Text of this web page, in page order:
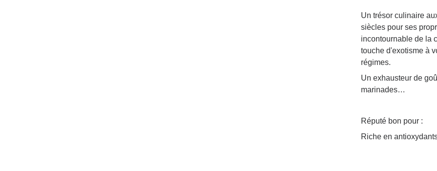
Un trésor culinaire
siècles pour ses
incontournable de la
touche d'exotisme à
régimes.
Un exhausteur de
marinades…
Réputé bon pour :
Riche en